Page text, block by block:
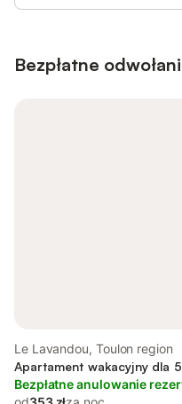
Bezpłatne
Le Lavandou, Toulon region
Apartament wakacyjny dla
Bezpłatne anulowanie